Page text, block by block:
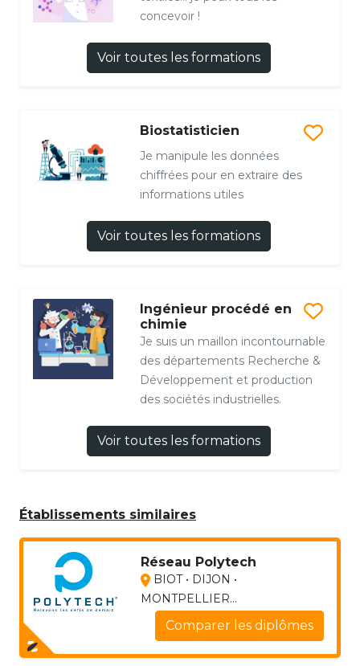
concevoir !
Voir toutes les formations
Biostatisticien
Je manipule les données
chiffrées pour en extraire des
informations utiles
Voir toutes les formations
Ingénieur procédé en
chimie
Je suis un maillon incontournable
des départements Recherche &
Développement et production
des sociétés industrielles.
Voir toutes les formations
Établissements similaires
Réseau Polytech
BIOT • DIJON •
MONTPELLIER...
Comparer les diplômes